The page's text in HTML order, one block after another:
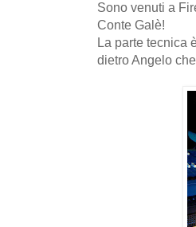
Sono venuti a
Conte Galè!
La parte tecnica
dietro Angelo